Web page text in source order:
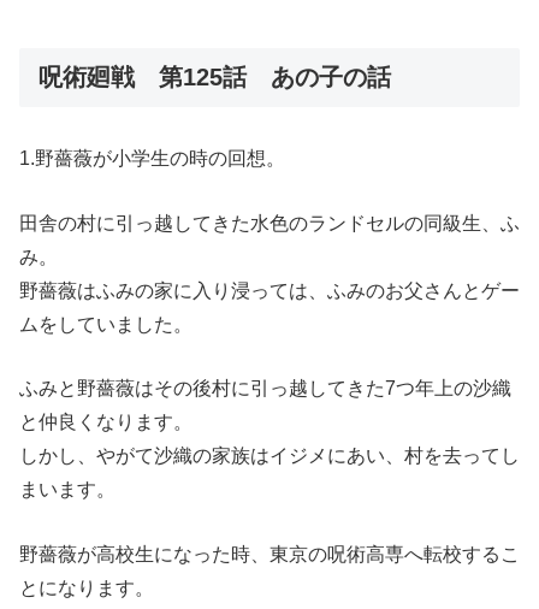
呪術廻戦 第125話 あの子の話
1.野薔薇が小学生の時の回想。
田舎の村に引っ越してきた水色のランドセルの同級生、ふ
み。
野薔薇はふみの家に入り浸っては、ふみのお父さんとゲー
ムをしていました。
ふみと野薔薇はその後村に引っ越してきた7つ年上の沙織
と仲良くなります。
しかし、やがて沙織の家族はイジメにあい、村を去ってし
まいます。
野薔薇が高校生になった時、東京の呪術高専へ転校するこ
とになります。